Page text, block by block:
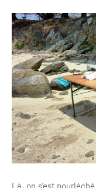
Là, on s'est